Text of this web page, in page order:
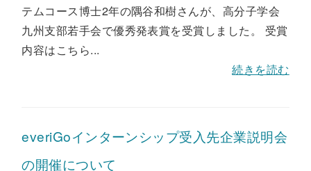
テムコース博士2年の隅谷和樹さんが、高分子学会
九州支部若手会で優秀発表賞を受賞しました。 受賞
内容はこちら...
続きを読む
everiGoインターンシップ受入先企業説明会
の開催について